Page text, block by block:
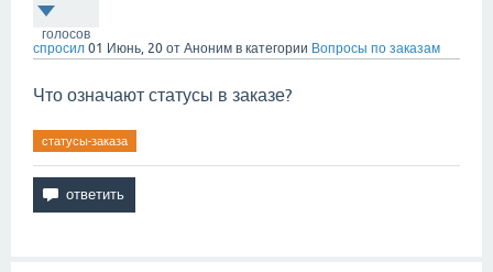
голосов
спросил 01 Июнь, 20 от Аноним в категории Вопросы по заказам
Что означают статусы в заказе?
статусы-заказа